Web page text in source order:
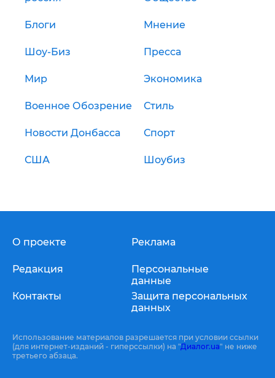
Блоги Мнение
Шоу-Биз Пресса
Мир Экономика
Военное Обозрение Стиль
Новости Донбасса Спорт
США Шоубиз
О проекте
Редакция
Контакты
Реклама
Персональные
данные
Защита персональных
данных
Использование материалов разрешается при условии ссылки
(для интернет-изданий - гиперссылки) на "Диалог.ua" не ниже
третьего абзаца.